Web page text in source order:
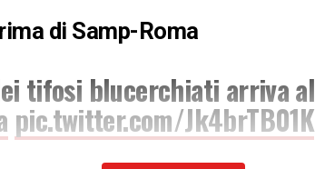
di Samp-Roma
tifosi blucerchiati arriva al
pic.twitter.com/Jk4brTB01K